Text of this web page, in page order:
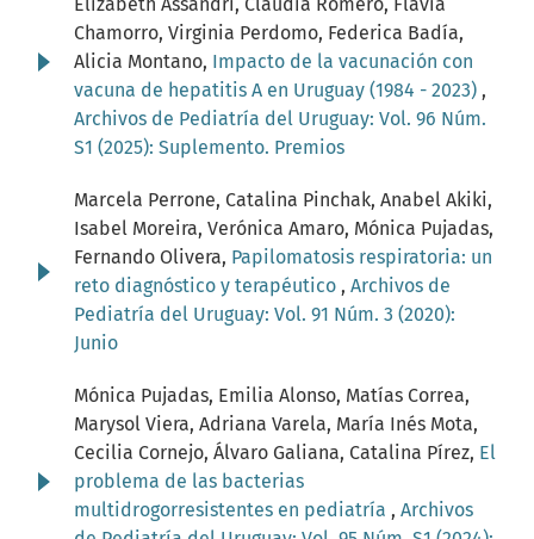
Elizabeth Assandri, Claudia Romero, Flavia
Chamorro, Virginia Perdomo, Federica Badía,
Alicia Montano, Impacto de la vacunación con
vacuna de hepatitis A en Uruguay (1984 - 2023) ,
Archivos de Pediatría del Uruguay: Vol. 96 Núm.
S1 (2025): Suplemento. Premios
Marcela Perrone, Catalina Pinchak, Anabel Akiki,
Isabel Moreira, Verónica Amaro, Mónica Pujadas,
Fernando Olivera, Papilomatosis respiratoria: un
reto diagnóstico y terapéutico , Archivos de
Pediatría del Uruguay: Vol. 91 Núm. 3 (2020):
Junio
Mónica Pujadas, Emilia Alonso, Matías Correa,
Marysol Viera, Adriana Varela, María Inés Mota,
Cecilia Cornejo, Álvaro Galiana, Catalina Pírez, El
problema de las bacterias
multidrogorresistentes en pediatría , Archivos